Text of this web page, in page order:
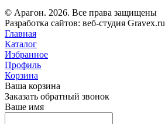
© Арагон. 2026. Все права защищены
Разработка сайтов: веб-студия Gravex.ru
Главная
Каталог
Избранное
Профиль
Корзина
Ваша корзина
Заказать обратный звонок
Ваше имя